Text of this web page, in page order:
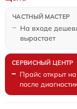
На входе
вырастает
Прайс открыт
после